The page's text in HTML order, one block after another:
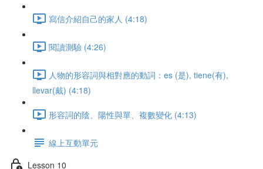
寫信介紹自己的家人 (4:18)
閱讀測驗 (4:26)
人物的形容詞與相對應的動詞：es (是), tiene(有),
llevar(戴) (4:18)
形容詞的陰、陽性與單、複數變化 (4:13)
線上互動單元
Lesson 10